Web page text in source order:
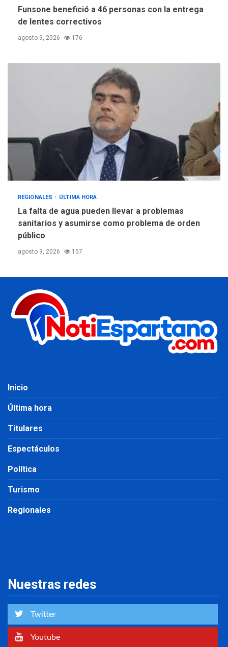
Funsone benefició a 46 personas con la entrega
de lentes correctivos
agosto 9, 2026 176
REGIONALES ÚLTIMA HORA
La falta de agua pueden llevar a problemas
sanitarios y asumirse como problema de orden
público
agosto 9, 2026 157
Inicio
Última hora
Titulares
Espectáculos
Política
Turismo
Regionales
Nuestras redes
Twitter
Youtube